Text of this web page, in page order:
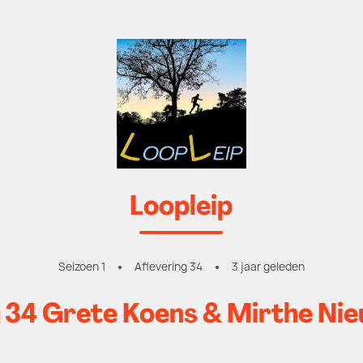
Loopleip
Seizoen 1 Aflevering 34 3 jaar geleden
Grete Koens & Mirthe